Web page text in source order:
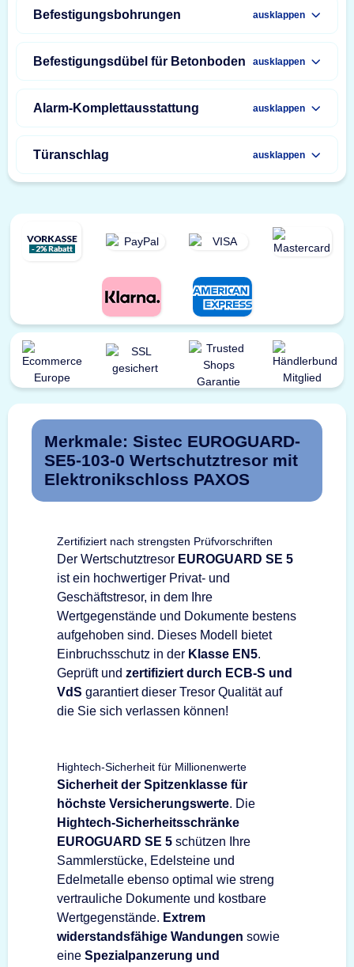
Befestigungsbohrungen ausklappen
Befestigungsdübel für Betonboden ausklappen
Alarm-Komplettausstattung ausklappen
Türanschlag ausklappen
Merkmale: Sistec EUROGUARD-
SE5-103-0 Wertschutztresor mit
Elektronikschloss PAXOS
Zertifiziert nach strengsten Prüfvorschriften
Der Wertschutztresor EUROGUARD SE 5
ist ein hochwertiger Privat- und
Geschäftstresor, in dem Ihre
Wertgegenstände und Dokumente bestens
aufgehoben sind. Dieses Modell bietet
Einbruchsschutz in der Klasse EN5.
Geprüft und zertifiziert durch ECB-S und
VdS garantiert dieser Tresor Qualität auf
die Sie sich verlassen können!
Hightech-Sicherheit für Millionenwerte
Sicherheit der Spitzenklasse für
höchste Versicherungswerte. Die
Hightech-Sicherheitsschränke
EUROGUARD SE 5 schützen Ihre
Sammlerstücke, Edelsteine und
Edelmetalle ebenso optimal wie streng
vertrauliche Dokumente und kostbare
Wertgegenstände. Extrem
widerstandsfähige Wandungen sowie
eine Spezialpanzerung und